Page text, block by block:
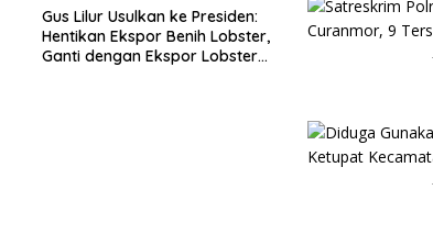
Gus Lilur Usulkan ke Presiden:
Hentikan Ekspor Benih Lobster,
Ganti dengan Ekspor Lobster